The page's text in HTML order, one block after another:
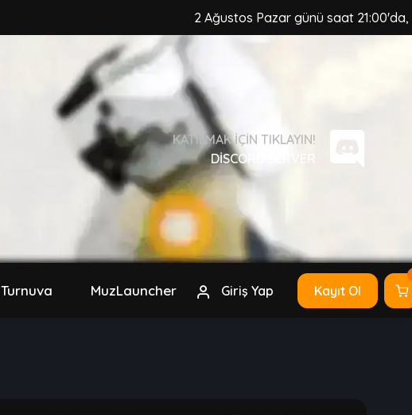
2 Ağustos Pazar günü saat 21:00'da,
KATILMAK IÇIN TIKLAYIN!
DISCORD SERVER
Giriş Yap Kayıt Ol
Turnuva MuzLauncher